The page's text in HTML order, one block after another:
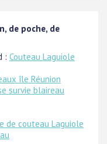
de poche, de
: Couteau Laguiole
île Réunion
survie blaireau
de couteau Laguiole